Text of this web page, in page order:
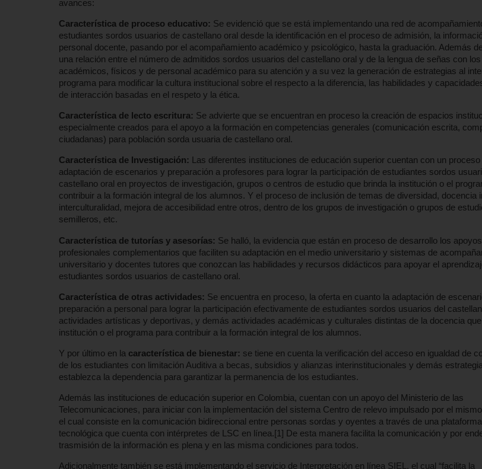
avances:
Característica de proceso educativo: Se evidenció que se está implementando una red de
estudiantes sordos usuarios de castellano oral desde la identificación en el proceso de admisión, la
personal docente, pasando por el acompañamiento académico y psicológico, hasta la graduación. Además
una relación entre el número de admitidos sordos usuarios del castellano oral y de la lengua de señas con
académicos, físicos y de personal académico para su atención y a su vez la generación de estrategias al
programa para modificar la cultura institucional sobre el respecto a la diferencia, las habilidades y
de interacción basadas en el respeto y la ética.
Característica de lecto escritura: Se advierte que se encuentran en proceso la creación de espacios
especialmente creados para el apoyo a la formación en competencias generales (comunicación escrita,
ciudadanas) para población sorda usuaria de castellano oral.
Característica de Investigación: Las diferentes instituciones de educación superior cuentan con un proceso
adaptación de escenarios y preparación a profesores para lograr la participación de estudiantes sordos
castellano oral en proyectos de investigación, grupos o centros de estudio que brinda la institución o el
contribuir a la formación integral de los alumnos. Y el proceso de inclusión de temas de diversidad, docencia
interculturalidad, mejora de accesibilidad entre otros, dentro de los grupos de investigación o grupos de
semilleros, etc.
Característica de tutorías y asesorías: Se halló, la evidencia que están en proceso de desarrollo los apoyos
profesionales complementarios que faciliten su adaptación en el medio universitario y sistemas de
universitario y docentes tutores que conozcan las habilidades y recursos didácticos para apoyar el
estudiantes sordos usuarios de castellano oral.
Característica de otras actividades: Se encuentra en proceso, la oferta en cuanto la adaptación de
preparación a personal para lograr la participación efectivamente de estudiantes sordos usuarios del
actividades artísticas y deportivas, y demás actividades académicas y culturales distintas de la docencia
institución o el programa para contribuir a la formación integral de los alumnos.
Y por último en la característica de bienestar: se tiene en cuenta la verificación del acceso en igualdad de
de los estudiantes con limitación Auditiva a becas, subsidios y alianzas interinstitucionales y demás
establezca la dependencia para garantizar la permanencia de los estudiantes.
Además las instituciones de educación superior en Colombia, cuentan con un apoyo del Ministerio de las
Telecomunicaciones, para iniciar con la implementación del sistema Centro de relevo impulsado por el
el cual consiste en la comunicación bidireccional entre personas sordas y oyentes a través de una plataforma
tecnológica que cuenta con intérpretes de LSC en línea.[1] De esta manera facilita la comunicación y por
trasmisión de la información es plena y en las misma condiciones para todos.
Adicionalmente también se está implementando el servicio de Interpretación en línea SIEL, el cual “facilita la